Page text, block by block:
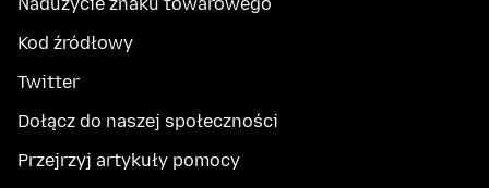
Nadużycie znaku towarowego
Kod źródłowy
Twitter
Dołącz do naszej społeczności
Przejrzyj artykuły pomocy